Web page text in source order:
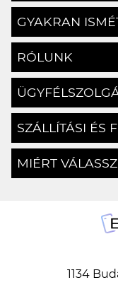
GYAKRAN
RÓLUNK
SZÁLLÍTÁSI ÉS
MIÉRT